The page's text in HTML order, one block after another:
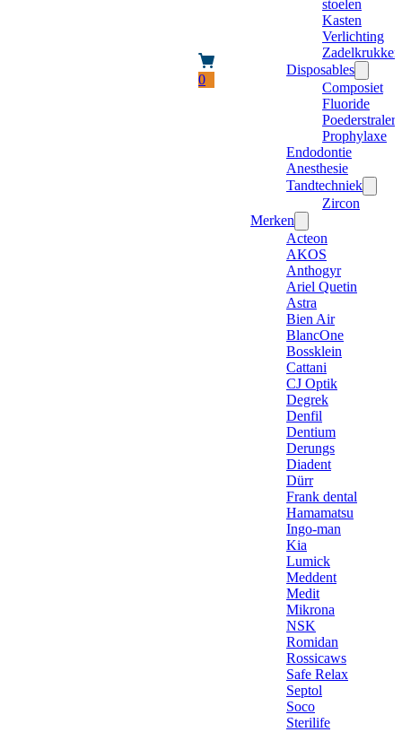
0
stoelen
Kasten
Verlichting
Zadelkrukken
Disposables
Composiet
Fluoride
Poederstraler
Prophylaxe
Endodontie
Anesthesie
Tandtechniek
Zircon
Merken
Acteon
AKOS
Anthogyr
Ariel Quetin
Astra
Bien Air
BlancOne
Bossklein
Cattani
CJ Optik
Degrek
Denfil
Dentium
Derungs
Diadent
Dürr
Frank dental
Hamamatsu
Ingo-man
Kia
Lumick
Meddent
Medit
Mikrona
NSK
Romidan
Rossicaws
Safe Relax
Septol
Soco
Sterilife